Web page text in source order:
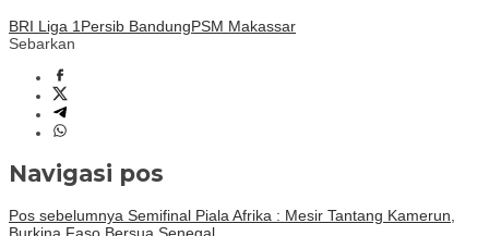
BRI Liga 1 Persib BandungPSM Makassar
Sebarkan
Navigasi pos
Pos sebelumnya Semifinal Piala Afrika : Mesir Tantang Kamerun,
Burkina Faso Bersua Senegal